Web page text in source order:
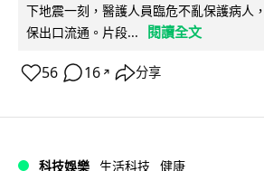
下地震一刻，醫護人員臨危不亂保護病人
保出口流通。片段...
閱讀全文
56 16 ↗ 分享
科技娛樂 生活科技 健康